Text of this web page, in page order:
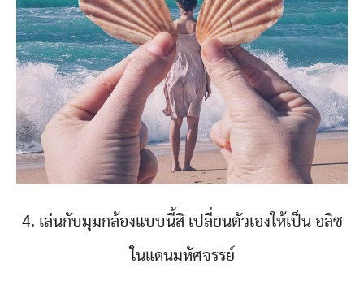
4. เล่นกับมุมกล้องแบบนี้สิ เปลี่ยนตัวเองให้เป็น อลิซ
ในแดนมหัศจรรย์